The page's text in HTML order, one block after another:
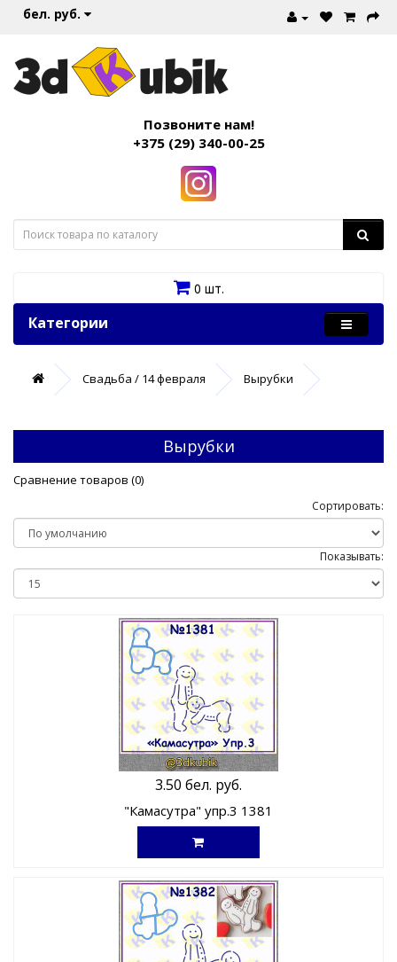
бел. руб.
Позвоните нам!
+375 (29) 340-00-25
0 шт.
Категории
Свадьба / 14 февраля Вырубки
Вырубки
Сравнение товаров (0)
Сортировать:
Показывать:
3.50 бел. руб.
"Камасутра" упр.3 1381